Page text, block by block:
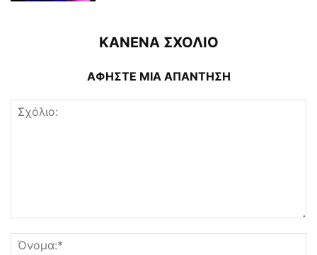
ΚΑΝΕΝΑ ΣΧΟΛΙΟ
ΑΦΗΣΤΕ ΜΙΑ ΑΠΑΝΤΗΣΗ